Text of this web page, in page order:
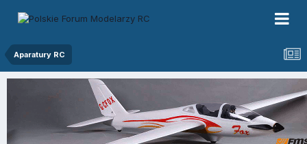
Aparatury RC